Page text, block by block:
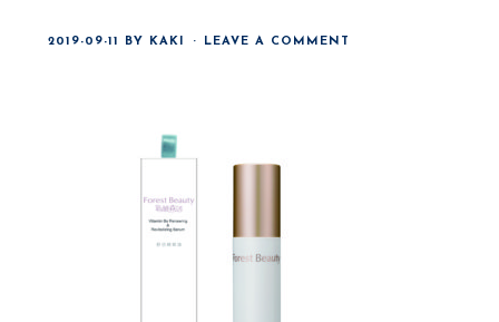
2019-09-11 BY KAKI LEAVE A COMMENT